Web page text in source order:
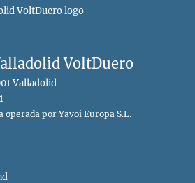
VoltDuero
Valladolid
operada por Yavoi Europa S.L.